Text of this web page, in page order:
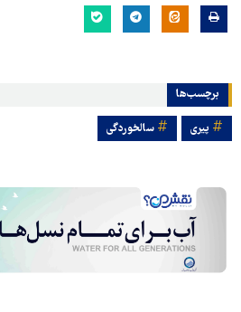
برچسب‌ها
پیری سالخوردگی